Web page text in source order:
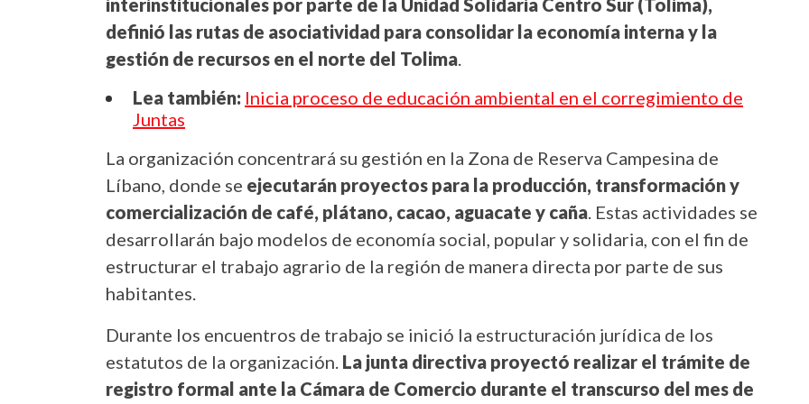
interinstitucionales por parte de la Unidad Solidaria Centro Sur (Tolima),
definió las rutas de asociatividad para consolidar la economía interna y la
gestión de recursos en el norte del Tolima.
Lea también: Inicia proceso de educación ambiental en el corregimiento de
Juntas
La organización concentrará su gestión en la Zona de Reserva Campesina de
Líbano, donde se ejecutarán proyectos para la producción, transformación y
comercialización de café, plátano, cacao, aguacate y caña. Estas actividades se
desarrollarán bajo modelos de economía social, popular y solidaria, con el fin de
estructurar el trabajo agrario de la región de manera directa por parte de sus
habitantes.
Durante los encuentros de trabajo se inició la estructuración jurídica de los
estatutos de la organización. La junta directiva proyectó realizar el trámite de
registro formal ante la Cámara de Comercio durante el transcurso del mes de